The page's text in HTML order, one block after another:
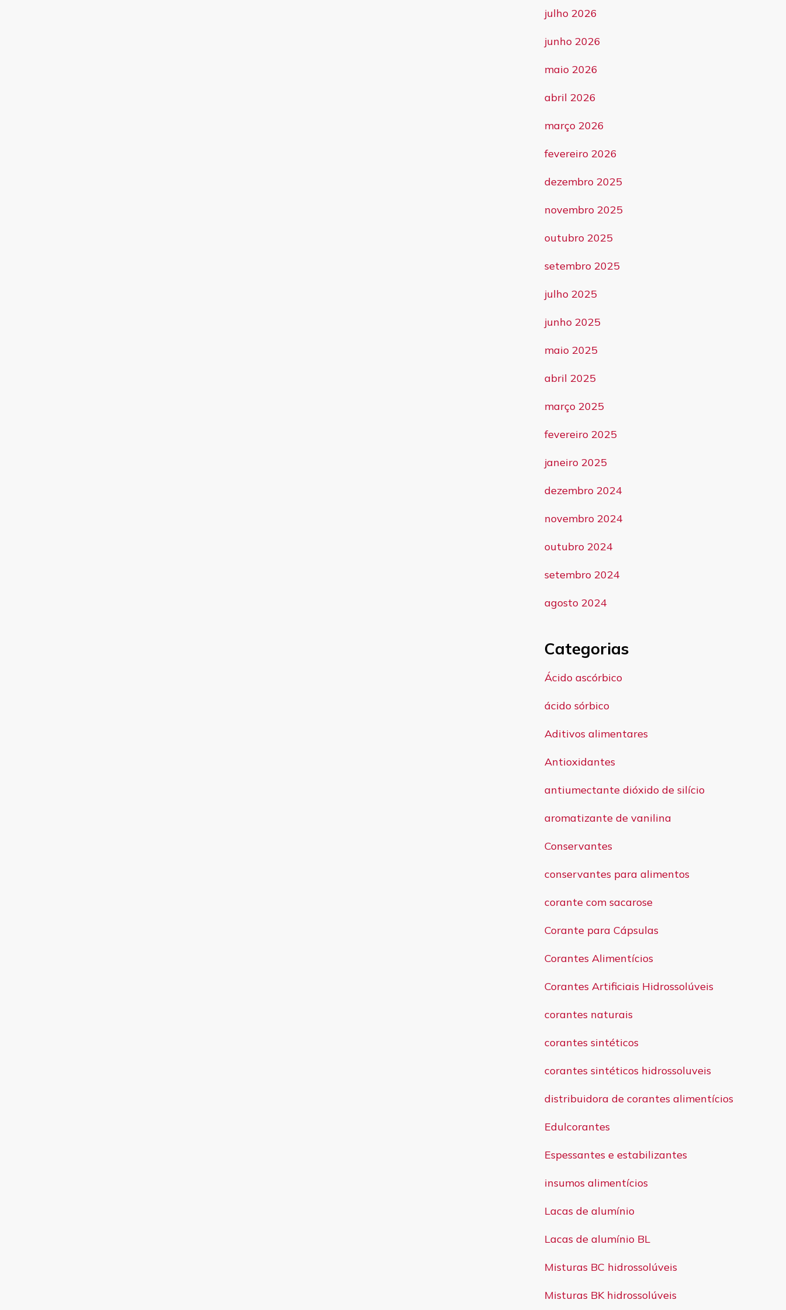
julho 2026
junho 2026
maio 2026
abril 2026
março 2026
fevereiro 2026
dezembro 2025
novembro 2025
outubro 2025
setembro 2025
julho 2025
junho 2025
maio 2025
abril 2025
março 2025
fevereiro 2025
janeiro 2025
dezembro 2024
novembro 2024
outubro 2024
setembro 2024
agosto 2024
Categorias
Ácido ascórbico
ácido sórbico
Aditivos alimentares
Antioxidantes
antiumectante dióxido de silício
aromatizante de vanilina
Conservantes
conservantes para alimentos
corante com sacarose
Corante para Cápsulas
Corantes Alimentícios
Corantes Artificiais Hidrossolúveis
corantes naturais
corantes sintéticos
corantes sintéticos hidrossoluveis
distribuidora de corantes alimentícios
Edulcorantes
Espessantes e estabilizantes
insumos alimentícios
Lacas de alumínio
Lacas de alumínio BL
Misturas BC hidrossolúveis
Misturas BK hidrossolúveis